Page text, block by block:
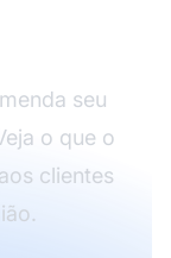
seu
o que o
clientes